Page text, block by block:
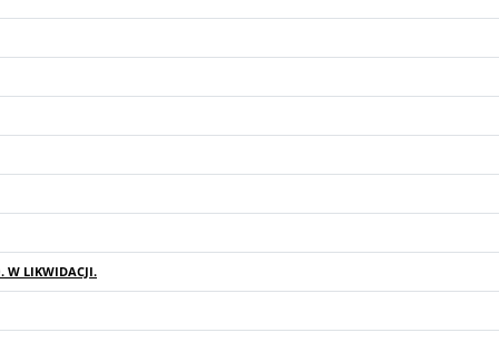
W LIKWIDACJI.